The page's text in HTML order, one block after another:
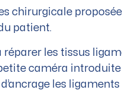
chirurgicale
patient.
réparer les tissus
caméra
d’ancrage les